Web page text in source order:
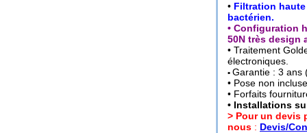
• Filtration
bactérien.
• Configuration
50N très design
• Traitement
électroniques.
• Garantie : 3 ans
• Pose non
• Forfaits
• Installations
> Pour un devis
nous : Devis/